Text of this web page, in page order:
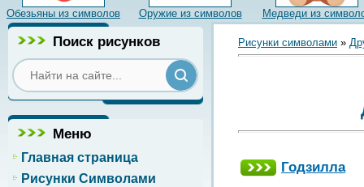
Обезьяны из символов Оружие из символов Медведи из
Поиск рисунков
Меню
Главная страница
Рисунки Символами
Рисунки символами »
Годзилла